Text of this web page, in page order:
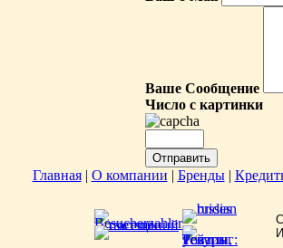
Ваше Сообщение
Число с картинки
Главная | О компании | Бренды |